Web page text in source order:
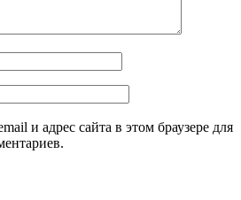
и адрес сайта в этом браузере для